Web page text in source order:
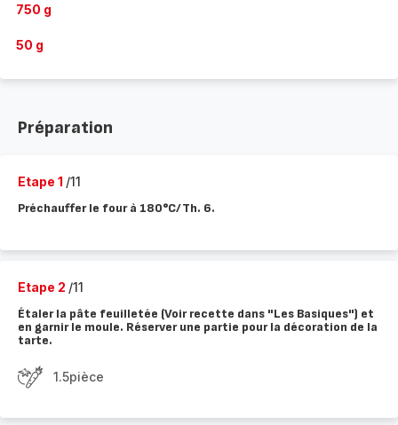
750 g
50 g
Préparation
Etape 1 /11
Préchauffer le four à 180°C/Th. 6.
Etape 2 /11
Étaler la pâte feuilletée (Voir recette dans "Les Basiques") et
en garnir le moule. Réserver une partie pour la décoration de la
tarte.
1.5pièce